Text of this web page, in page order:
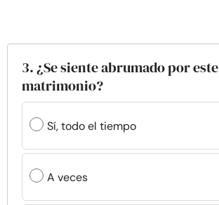
3. ¿Se siente abrumado por este
matrimonio?
Sí, todo el tiempo
A veces